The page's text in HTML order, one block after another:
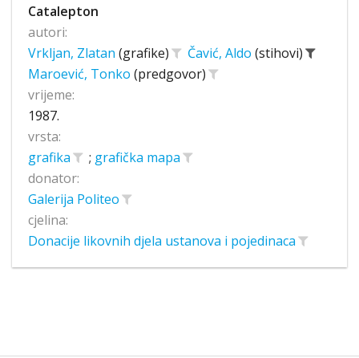
Catalepton
autori:
Vrkljan, Zlatan (grafike) Čavić, Aldo (stihovi)
Maroević, Tonko (predgovor)
vrijeme:
1987.
vrsta:
grafika
; grafička mapa
donator:
Galerija Politeo
cjelina:
Donacije likovnih djela ustanova i pojedinaca